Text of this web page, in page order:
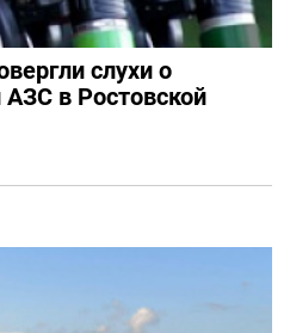
слухи о
в Ростовской